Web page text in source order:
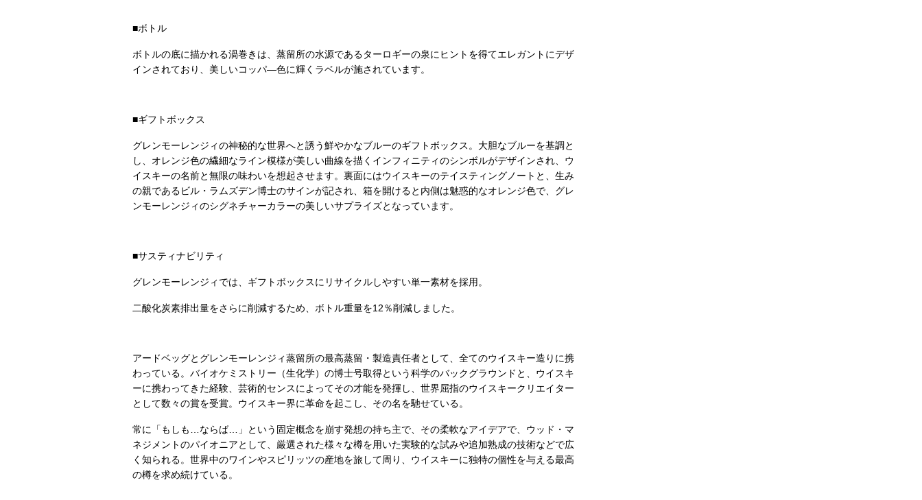
■ボトル
ボトルの底に描かれる渦巻きは、蒸留所の水源であるターロギーの泉にヒントを得てエレガントにデザ
インされており、美しいコッパ―色に輝くラベルが施されています。
■ギフトボックス
グレンモーレンジィの神秘的な世界へと誘う鮮やかなブルーのギフトボックス。大胆なブルーを基調と
し、オレンジ色の繊細なライン模様が美しい曲線を描くインフィニティのシンボルがデザインされ、ウ
イスキーの名前と無限の味わいを想起させます。裏面にはウイスキーのテイスティングノートと、生み
の親であるビル・ラムズデン博士のサインが記され、箱を開けると内側は魅惑的なオレンジ色で、グレ
ンモーレンジィのシグネチャーカラーの美しいサプライズとなっています。
■サスティナビリティ
グレンモーレンジィでは、ギフトボックスにリサイクルしやすい単一素材を採用。
二酸化炭素排出量をさらに削減するため、ボトル重量を12％削減しました。
アードベッグとグレンモーレンジィ蒸留所の最高蒸留・製造責任者として、全てのウイスキー造りに携
わっている。バイオケミストリー（生化学）の博士号取得という科学のバックグラウンドと、ウイスキ
ーに携わってきた経験、芸術的センスによってその才能を発揮し、世界屈指のウイスキークリエイター
として数々の賞を受賞。ウイスキー界に革命を起こし、その名を馳せている。
常に「もしも…ならば…」という固定概念を崩す発想の持ち主で、その柔軟なアイデアで、ウッド・マ
ネジメントのパイオニアとして、厳選された様々な樽を用いた実験的な試みや追加熟成の技術などで広
く知られる。世界中のワインやスピリッツの産地を旅して周り、ウイスキーに独特の個性を与える最高
の樽を求め続けている。